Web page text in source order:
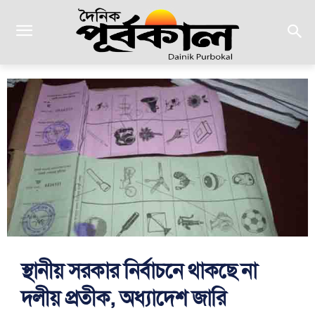
স্থানীয় সরকার নির্বাচনে থাকছে না
দলীয় প্রতীক, অধ্যাদেশ জারি